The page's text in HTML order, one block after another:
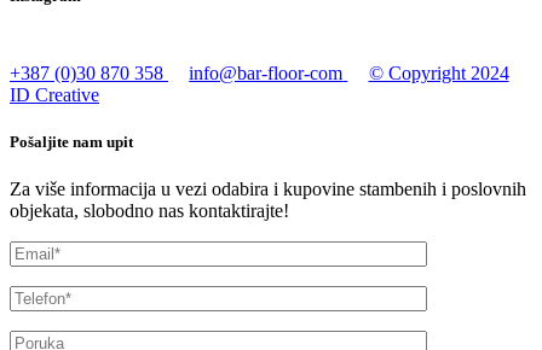
+387 (0)30 870 358 info@bar-floor-com
© Copyright 2024
ID Creative
Pošaljite nam upit
Za više informacija u vezi odabira i kupovine stambenih i poslovnih
objekata, slobodno nas kontaktirajte!